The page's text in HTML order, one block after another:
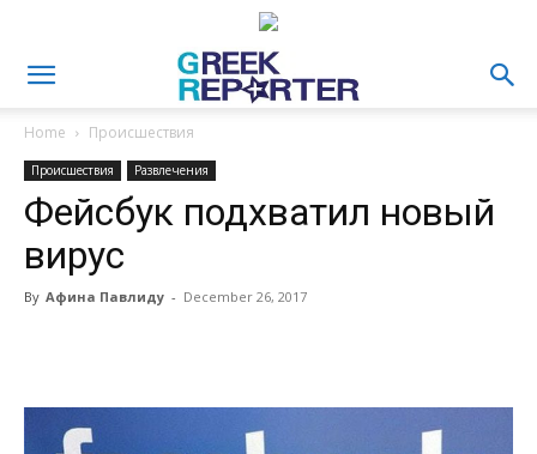
Home Происшествия
Происшествия Развлечения
Фейсбук подхватил новый
вирус
By Афина Павлиду - December 26, 2017